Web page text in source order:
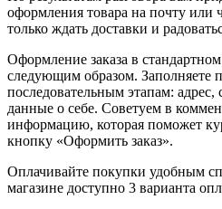
оформления товара на почту или
только ждать доставки и
Оформление заказа в
следующим образом. Заполняете
последовательным этапам: адрес,
данные о себе. Советуем в
информацию, которая поможет
кнопку «Оформить заказ».
Оплачивайте покупки удобным
магазине доступно 3 варианта